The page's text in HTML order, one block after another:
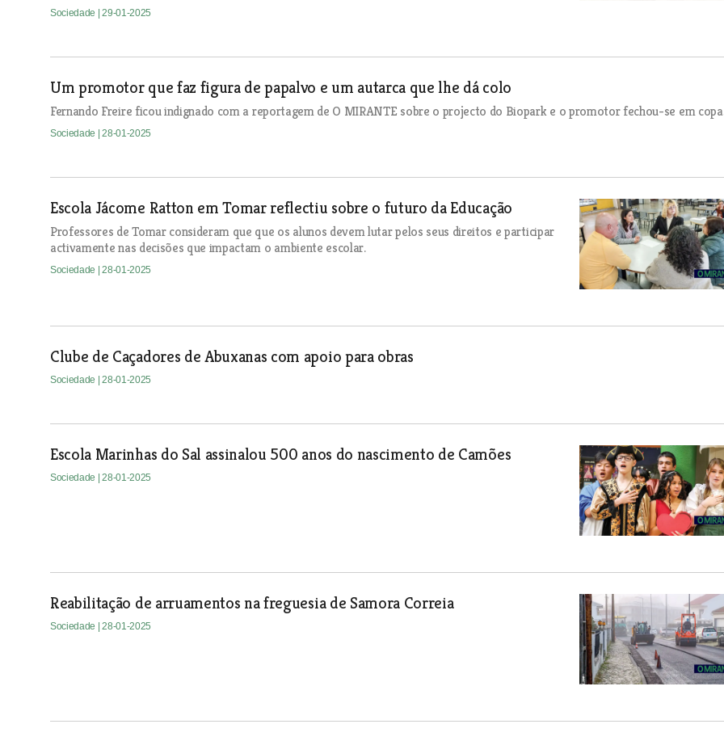
Sociedade | 29-01-2025
Um promotor que faz figura de papalvo e um autarca que lhe dá colo
Fernando Freire ficou indignado com a reportagem de O MIRANTE sobre o projecto do Biopark e o promotor fechou-se em
Sociedade | 28-01-2025
Escola Jácome Ratton em Tomar reflectiu sobre o futuro da Educação
Professores de Tomar consideram que que os alunos devem lutar pelos seus direitos e participar
activamente nas decisões que impactam o ambiente escolar.
Sociedade | 28-01-2025
Clube de Caçadores de Abuxanas com apoio para obras
Sociedade | 28-01-2025
Escola Marinhas do Sal assinalou 500 anos do nascimento de Camões
Sociedade | 28-01-2025
Reabilitação de arruamentos na freguesia de Samora Correia
Sociedade | 28-01-2025